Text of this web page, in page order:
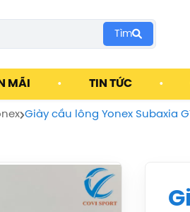
Tìm
MÃI • TIN TỨC •
Giày cầu lông Yonex Subaxia